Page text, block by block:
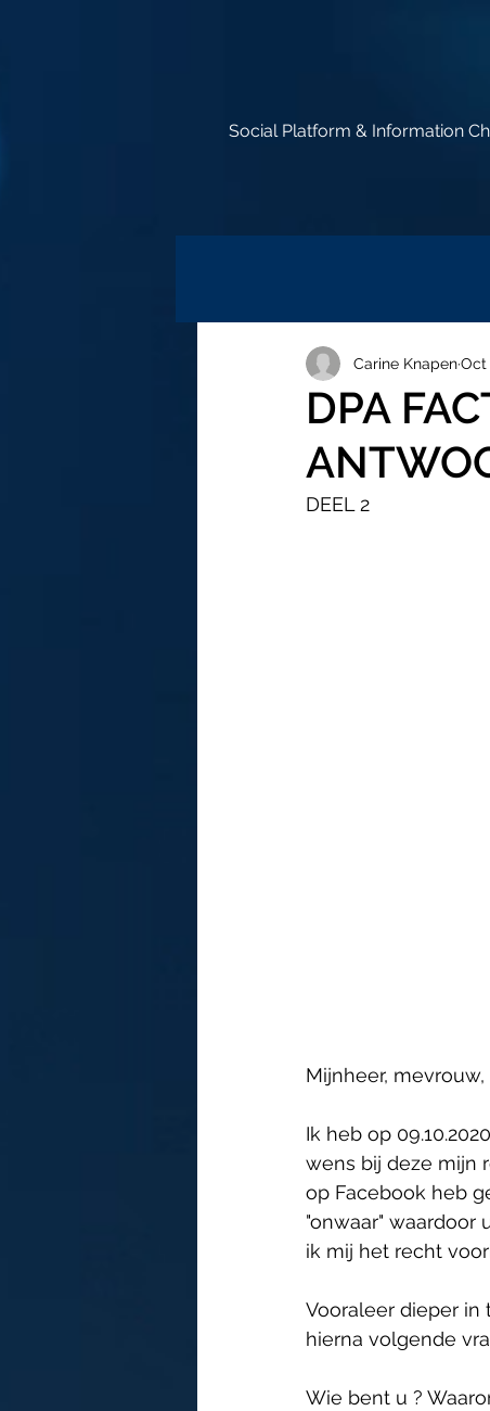
Social Platform & Information
DPA
Carine KnapenOct
DEEL 2
Mijnheer, mevrouw,
Ik heb op
wens bij deze mijn
op Facebook heb
"onwaar"
ik mij het recht
Vooraleer dieper in
hierna volgende
Wie bent u ?